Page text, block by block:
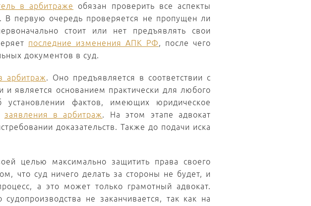
в арбитраже
обязан проверить все аспекты
В первую очередь проверяется не пропущен ли
стоит или нет предъявлять свои
последние изменения АПК РФ, после чего
документов в суд.
арбитраж. Оно предъявляется в соответствии с
и является основанием практически для любого
установлении фактов, имеющих юридическое
заявления в арбитраж. На этом этапе адвокат
доказательств. Также до подачи иска
целью максимально защитить права своего
что суд ничего делать за стороны не будет, и
а это может только грамотный адвокат.
судопроизводства не заканчивается, так как на